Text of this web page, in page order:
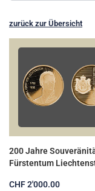
zurück zur Übersicht
200 Jahre
Fürstentum
CHF 2'000.00